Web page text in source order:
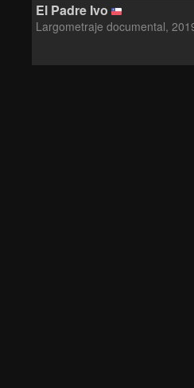
El Padre Ivo
Largometraje documental,